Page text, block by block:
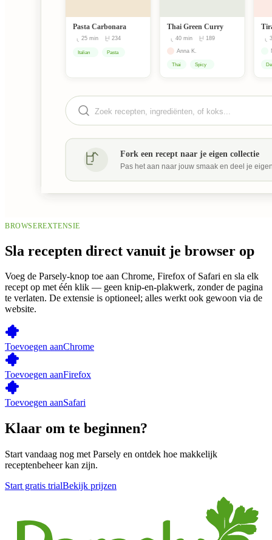
BROWSEREXTENSIE
Sla recepten direct vanuit je browser op
Voeg de Parsely-knop toe aan Chrome, Firefox of Safari en sla elk
recept op met één klik — geen knip-en-plakwerk, zonder de pagina
te verlaten. De extensie is optioneel; alles werkt ook gewoon via de
website.
Toevoegen aanChrome
Toevoegen aanFirefox
Toevoegen aanSafari
Klaar om te beginnen?
Start vandaag nog met Parsely en ontdek hoe makkelijk
receptenbeheer kan zijn.
Start gratis trialBekijk prijzen